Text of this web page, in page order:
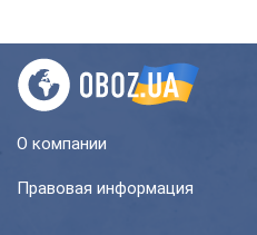
О компании
Правовая информация